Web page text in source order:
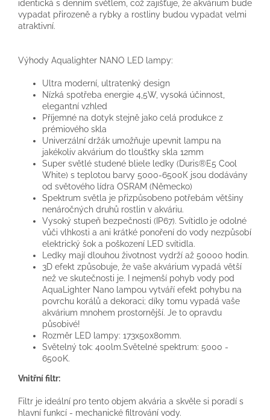
identická s denním světlem, což zajišťuje, že akvárium bude
vypadat přirozeně a rybky a rostliny budou vypadat velmi
atraktivní.
Výhody Aqualighter NANO LED lampy:
Ultra moderní, ultratenký design
Nízká spotřeba energie 4,5W, vysoká účinnost,
elegantní vzhled
Příjemné na dotyk stejně jako celá produkce z
prémiového skla
Univerzální držák umožňuje upevnit lampu na
jakékoliv akvárium do tloušťky skla 12mm
Super světlé studené bliele ledky (Duris®E5 Cool
White) s teplotou barvy 5000-6500К jsou dodávány
od světového lídra OSRAM (Německo)
Spektrum světla je přizpůsobeno potřebám většiny
nenáročných druhů rostlin v akváriu.
Vysoký stupeň bezpečnosti (IP67). Svítidlo je odolné
vůči vlhkosti a ani krátké ponoření do vody nezpůsobí
elektrický šok a poškození LED svítidla.
Ledky mají dlouhou životnost vydrží až 50000 hodin.
3D efekt způsobuje, že vaše akvárium vypadá větší
než ve skutečnosti je. I nejmenší pohyb vody pod
AquaLighter Nano lampou vytváří efekt pohybu na
povrchu korálů a dekoraci; díky tomu vypadá vaše
akvárium mnohem prostornější. Je to opravdu
působivé!
Rozměr LED lampy: 173х50х80mm.
Světelný tok: 400lm.Světelné spektrum: 5000 -
6500K.
Vnitřní filtr:
Filtr je ideální pro tento objem akvária a skvěle si poradí s
hlavní funkcí - mechanické filtrování vody.